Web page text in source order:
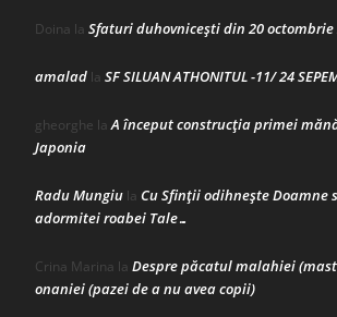
Doina la Sfaturi duhovnicești din 20 octombrie
amalad la SF SILUAN ATHONITUL -11/ 24
gheorghe laA început construcţia primei
Japonia
Radu Mungiu la Cu Sfinții odihnește Doamne
adormitei roabei Tale…
Crina Marina la Despre păcatul malahiei
onaniei (pazei de a nu avea copii)